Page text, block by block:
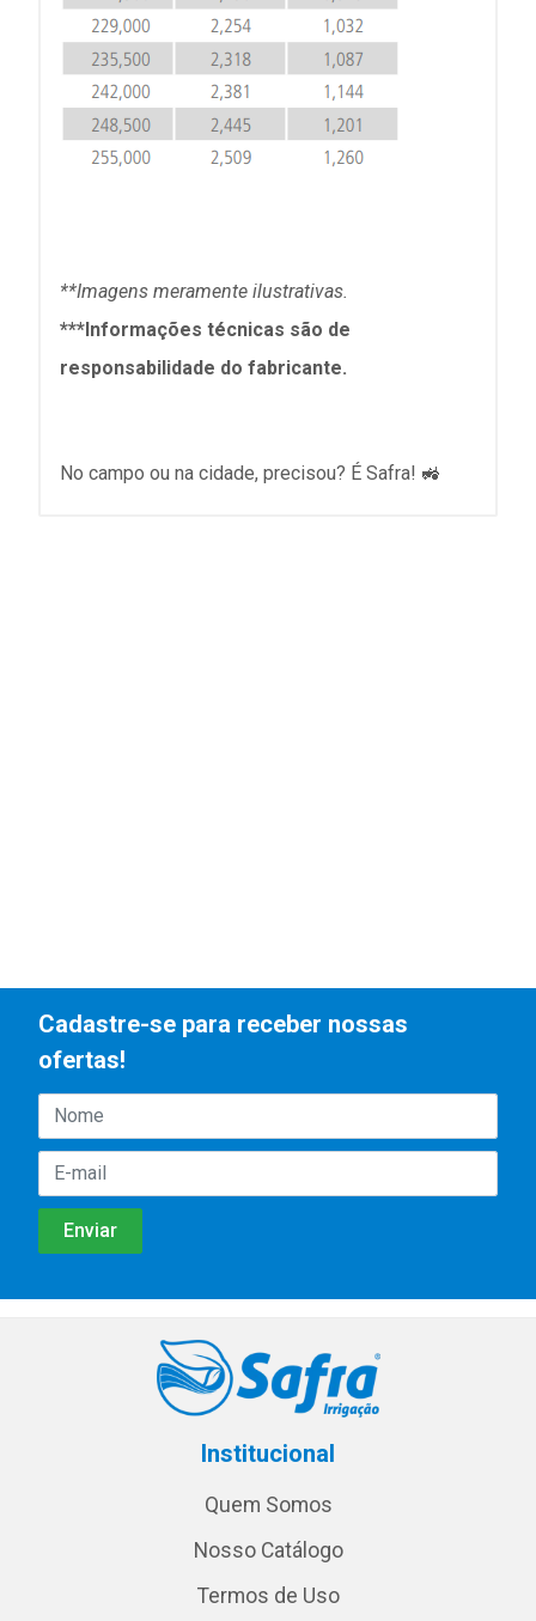
**Imagens meramente ilustrativas.
***Informações técnicas são de
responsabilidade do fabricante.
No campo ou na cidade, precisou? É Safra! 🚜
Cadastre-se para receber nossas
ofertas!
Institucional
Quem Somos
Nosso Catálogo
Termos de Uso